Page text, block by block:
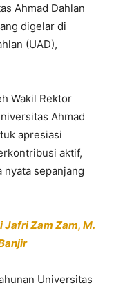
Ahmad Dahlan
digelar di
(UAD),
Wakil Rektor
Ahmad
apresiasi
aktif,
sepanjang
Jafri Zam Zam, M.
Universitas